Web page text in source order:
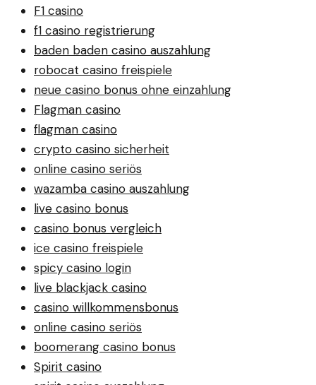
F1 casino
f1 casino registrierung
baden baden casino auszahlung
robocat casino freispiele
neue casino bonus ohne einzahlung
Flagman casino
flagman casino
crypto casino sicherheit
online casino seriös
wazamba casino auszahlung
live casino bonus
casino bonus vergleich
ice casino freispiele
spicy casino login
live blackjack casino
casino willkommensbonus
online casino seriös
boomerang casino bonus
Spirit casino